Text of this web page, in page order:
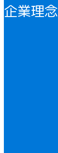
企業理念